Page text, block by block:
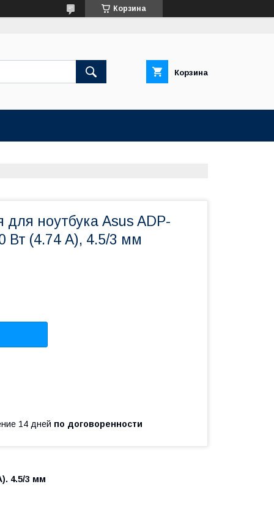
Корзина
Корзина
для ноутбука Asus ADP-
Вт (4.74 А), 4.5/3 мм
14 дней по договоренности
4.5/3 мм